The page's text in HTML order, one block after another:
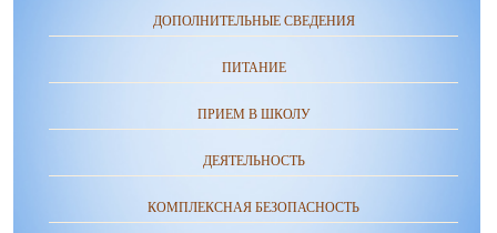
ДОПОЛНИТЕЛЬНЫЕ СВЕДЕНИЯ
ПИТАНИЕ
ПРИЕМ В ШКОЛУ
ДЕЯТЕЛЬНОСТЬ
КОМПЛЕКСНАЯ БЕЗОПАСНОСТЬ